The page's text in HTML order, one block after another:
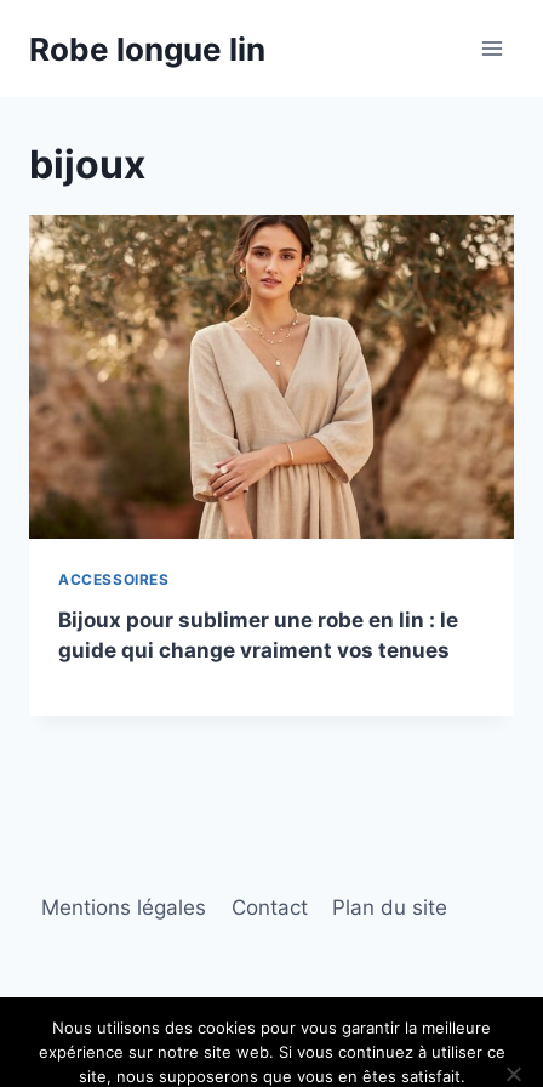
Robe longue lin
bijoux
ACCESSOIRES
Bijoux pour sublimer une robe en lin : le
guide qui change vraiment vos tenues
Mentions légales Contact Plan du site
© 2026 Robe longue lin
Nous utilisons des cookies pour vous garantir la meilleure
expérience sur notre site web. Si vous continuez à utiliser ce
site, nous supposerons que vous en êtes satisfait.